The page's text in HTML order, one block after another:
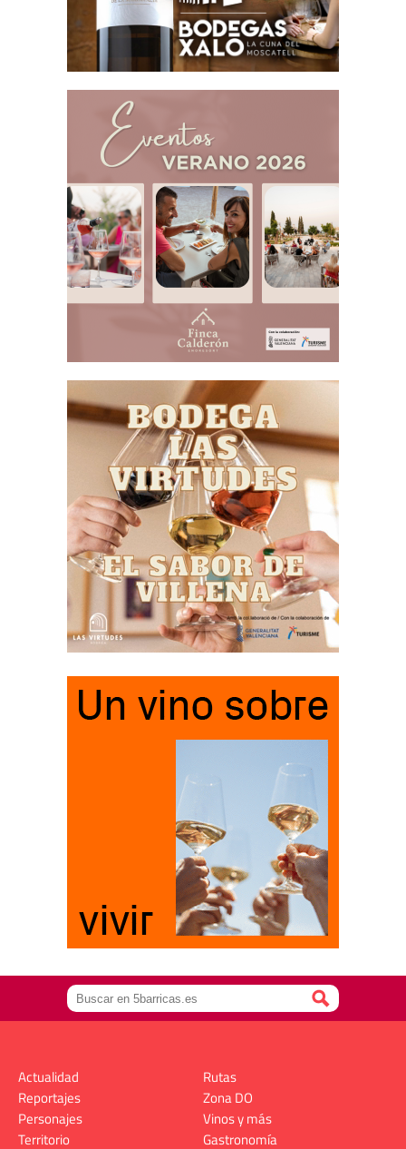
Actualidad
Reportajes
Personajes
Territorio
Rutas
Zona DO
Vinos y más
Gastronomía